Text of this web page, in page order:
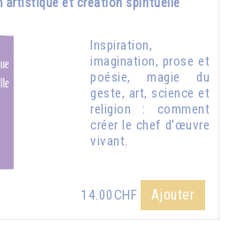
artistique et création spirituelle
Inspiration,
imagination, prose et
poésie, magie du
geste, art, science et
religion : comment
créer le chef d'œuvre
vivant.
14.00CHF Ajouter